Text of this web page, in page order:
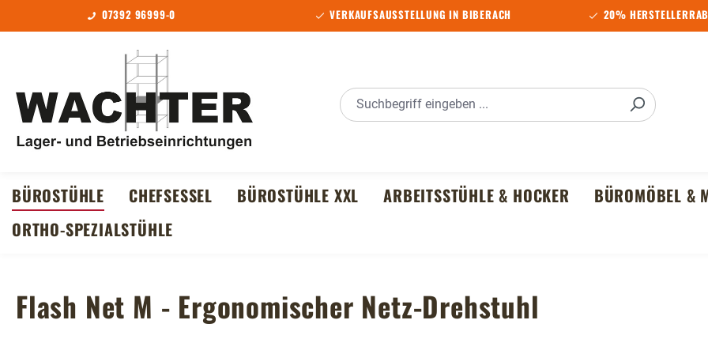
Hauptinhalt springen
Zur Suche springen
Zur Hauptnavigation springen
07392 96999-0 VERKAUFSAUSSTELLUNG IN BIBERACH 20%
BÜROSTÜHLE CHEFSESSEL BÜROSTÜHLE XXL ARBEITSSTÜHLE & HOCKER BÜROMÖBEL &
ORTHO-SPEZIALSTÜHLE
Flash Net M - Ergonomischer Netz-Drehstuhl